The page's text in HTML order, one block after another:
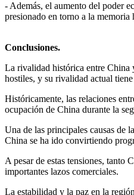
- Además, el aumento del poder
presionado en torno a la memoria
Conclusiones.
La rivalidad histórica entre China
hostiles, y su rivalidad actual
Históricamente, las relaciones
ocupación de China durante la
Una de las principales causas de
China se ha ido convirtiendo
A pesar de estas tensiones, tanto
importantes lazos comerciales.
La estabilidad y la paz en la